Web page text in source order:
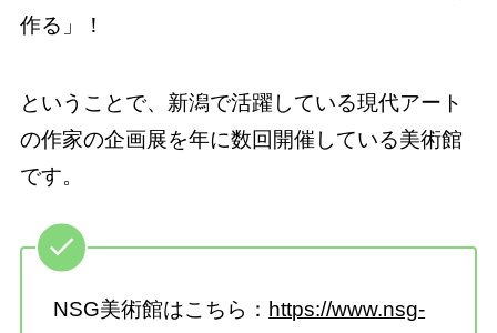
作る」！
ということで、新潟で活躍している現代アート
の作家の企画展を年に数回開催している美術館
です。
NSG美術館はこちら： https://www.nsg-